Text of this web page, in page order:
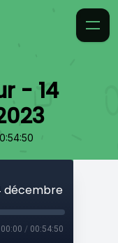
- 14
2023
00:00 / 00:54:50